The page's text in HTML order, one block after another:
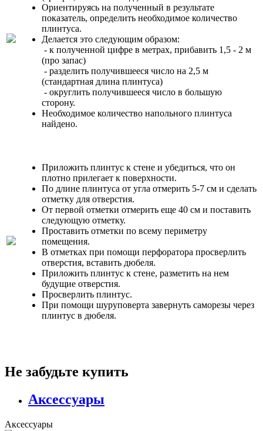
Ориентируясь на полученный в результате
показатель, определить необходимое количество
плинтуса.
Делается это следующим образом:
- к полученной цифре в метрах, прибавить 1,5 - 2 м
(про запас)
- разделить получившееся число на 2,5 м
(стандартная длина плинтуса)
- округлить получившееся число в большую
сторону.
Необходимое количество напольного плинтуса
найдено.
Приложить плинтус к стене и убедиться, что он
плотно прилегает к поверхности.
По длине плинтуса от угла отмерить 5-7 см и сделать
отметку для отверстия.
От первой отметки отмерить еще 40 см и поставить
следующую отметку.
Проставить отметки по всему периметру
помещения.
В отметках при помощи перфоратора просверлить
отверстия, вставить дюбеля.
Приложить плинтус к стене, разметить на нем
будущие отверстия.
Просверлить плинтус.
При помощи шуруповерта завернуть саморезы через
плинтус в дюбеля.
Не забудьте купить
Аксессуары
Аксессуары